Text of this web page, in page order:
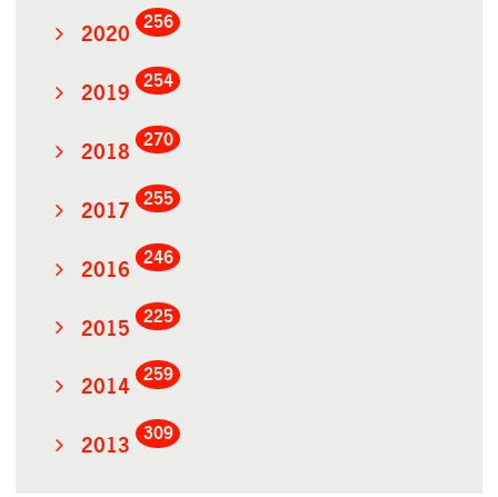
2020
256
2019
254
2018
270
2017
255
2016
246
2015
225
2014
259
2013
309